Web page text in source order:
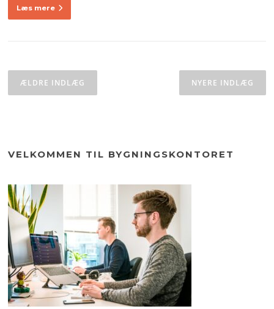
Læs mere
indlæg
ÆLDRE INDLÆG NYERE INDLÆG
VELKOMMEN TIL BYGNINGSKONTORET